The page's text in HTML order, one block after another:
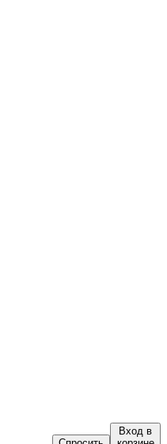
Вход в